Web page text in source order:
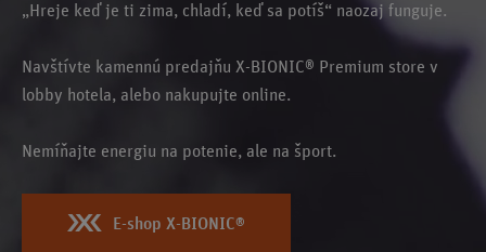
„Hreje keď je ti zima, chladí, keď sa potíš“ naozaj funguje.
Navštívte kamennú predajňu X-BIONIC® Premium store v
lobby hotela, alebo nakupujte online.
Nemíňajte energiu na potenie, ale na šport.
E-shop X-BIONIC®